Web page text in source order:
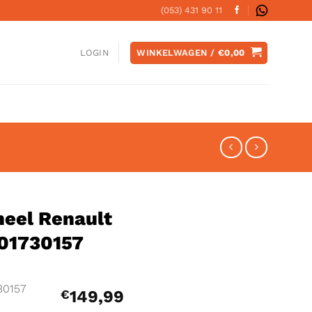
(053) 431 90 11
LOGIN WINKELWAGEN / €0,00
Renault
€149,99